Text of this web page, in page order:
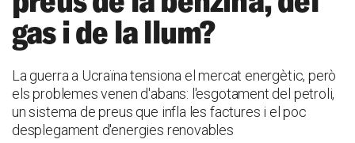
gas i de la llum?
La guerra a Ucraïna tensiona el mercat energètic, però
els problemes venen d'abans: l'esgotament del petroli,
un sistema de preus que infla les factures i el poc
desplegament d'energies renovables